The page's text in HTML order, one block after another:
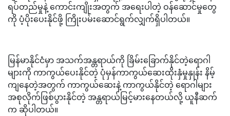
ရပ်တည်မှုနဲ့ ကောင်းကျိုးအတွက် အရေးပါတဲ့ ဝန်ဆောင်မှုတွေ
ကို ပံ့ပိုးပေးနိုင်ဖို့ ကြိုးပမ်းဆောင်ရွက်လျှက်ရှိပါတယ်။
မြန်မာနိုင်ငံမှာ အသက်အန္တရာယ်ကို ခြိမ်းခြောက်နိုင်တဲ့ရောဂါ
များကို ကာကွယ်ပေးနိုင်တဲ့ ပုံမှန်ကာကွယ်ဆေးထိုးနှံမှုနှုန်း နိမ့်
ကျနေတဲ့အတွက် ကာကွယ်ဆေးနဲ့ ကာကွယ်နိုင်တဲ့ ရောဂါများ
အစုလိုက်ဖြစ်ပွားနိုင်တဲ့ အန္တရာယ်မြင့်မားနေတယ်လို့ ယူနီဆက်
က ဆိုပါတယ်။